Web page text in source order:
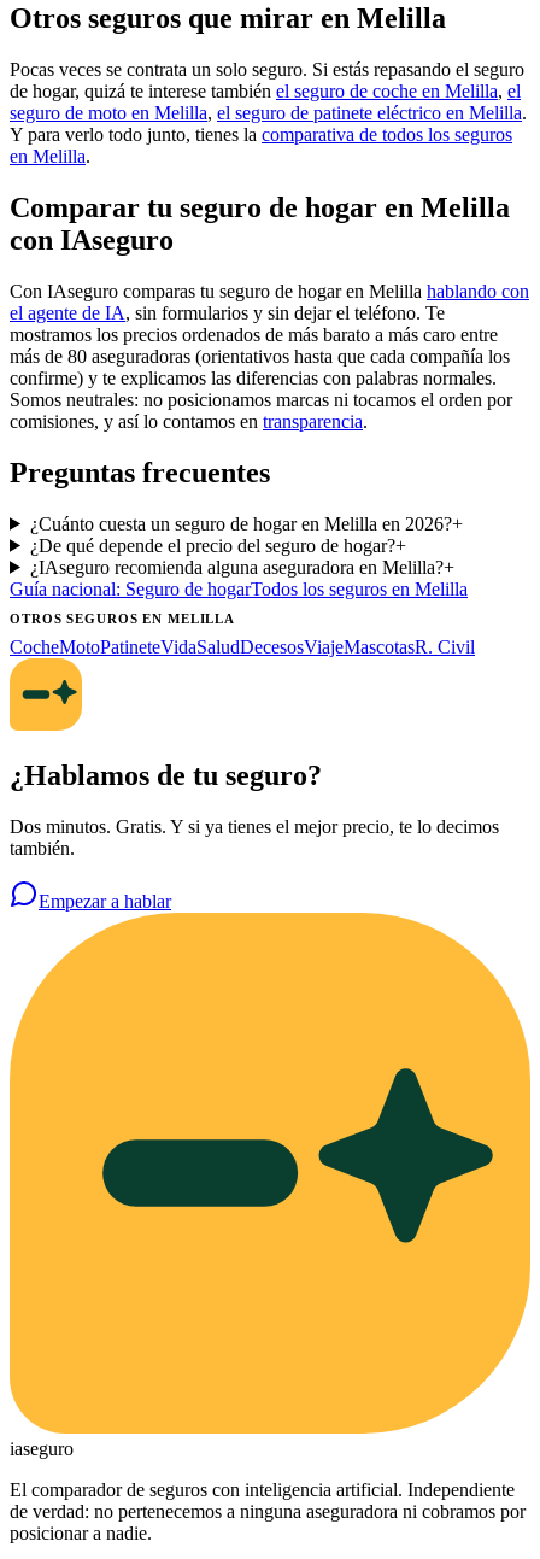
Otros seguros que mirar en Melilla
Pocas veces se contrata un solo seguro. Si estás repasando el seguro
de hogar, quizá te interese también el seguro de coche en Melilla, el
seguro de moto en Melilla, el seguro de patinete eléctrico en Melilla.
Y para verlo todo junto, tienes la comparativa de todos los seguros
en Melilla.
Comparar tu seguro de hogar en Melilla
con IAseguro
Con IAseguro comparas tu seguro de hogar en Melilla hablando con
el agente de IA, sin formularios y sin dejar el teléfono. Te
mostramos los precios ordenados de más barato a más caro entre
más de 80 aseguradoras (orientativos hasta que cada compañía los
confirme) y te explicamos las diferencias con palabras normales.
Somos neutrales: no posicionamos marcas ni tocamos el orden por
comisiones, y así lo contamos en transparencia.
Preguntas frecuentes
¿Cuánto cuesta un seguro de hogar en Melilla en 2026?+
¿De qué depende el precio del seguro de hogar?+
¿IAseguro recomienda alguna aseguradora en Melilla?+
Guía nacional: Seguro de hogarTodos los seguros en Melilla
OTROS SEGUROSEN MELILLA
CocheMotoPatineteVidaSaludDecesosViajeMascotasR. Civil
¿Hablamos de tu seguro?
Dos minutos. Gratis. Y si ya tienes el mejor precio, te lo decimos
también.
Empezar a hablar
iaseguro
El comparador de seguros con inteligencia artificial. Independiente
de verdad: no pertenecemos a ninguna aseguradora ni cobramos por
posicionar a nadie.